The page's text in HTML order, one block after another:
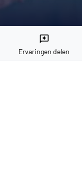
reviews
Ervaringen delen